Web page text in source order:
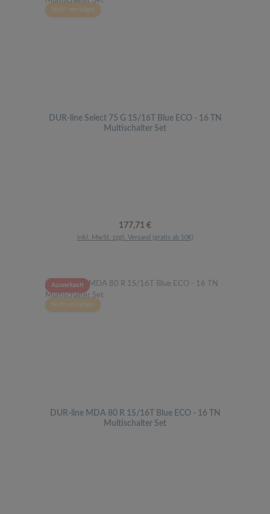
Nicht vorrätiges
DUR-line Select 75 G 1S/16T Blue ECO - 16 TN
Multischalter Set
Regulärer Preis:
177,71 €
inkl. MwSt. zzgl. Versand (gratis ab 50€)
Ausverkauft
Nicht vorrätiges
DUR-line MDA 80 R 1S/16T Blue ECO - 16 TN
Multischalter Set